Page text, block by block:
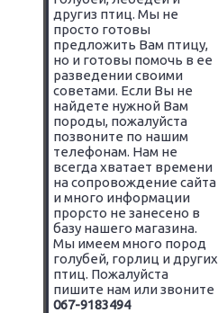
другиз птиц. Мы не
просто готовы
предложить Вам птицу,
но и готовы помочь в ее
разведении своими
советами. Если Вы не
найдете нужной Вам
породы, пожалуйста
позвоните по нашим
телефонам. Нам не
всегда хватает времени
на сопровождение сайта
и много информации
прорсто не занесено в
базу нашего магазина.
Мы имеем много пород
голубей, горлиц и других
птиц. Пожалуйста
пишите нам или звоните
067-9183494